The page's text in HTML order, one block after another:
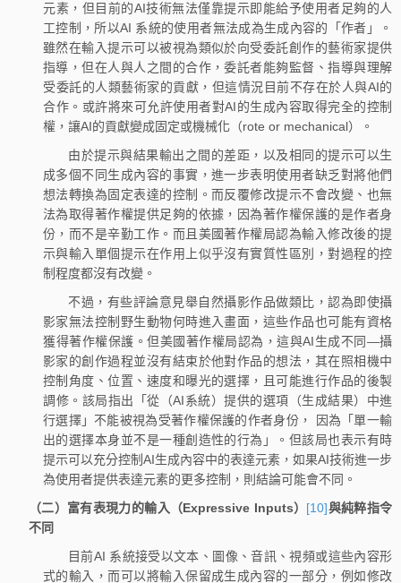
元素，但目前的AI技術無法僅靠提示即能給予使用者足夠的人
工控制，所以AI 系統的使用者無法成為生成內容的「作者」。
雖然在輸入提示可以被視為類似於向受委託創作的藝術家提供
指導，但在人與人之間的合作，委託者能夠監督、指導與理解
受委託的人類藝術家的貢獻，但這情況目前不存在於人與AI的
合作。或許將來可允許使用者對AI的生成內容取得完全的控制
權，讓AI的貢獻變成固定或機械化（rote or mechanical）。
由於提示與結果輸出之間的差距，以及相同的提示可以生
成多個不同生成內容的事實，進一步表明使用者缺乏對將他們
想法轉換為固定表達的控制。而反覆修改提示不會改變、也無
法為取得著作權提供足夠的依據，因為著作權保護的是作者身
份，而不是辛勤工作。而且美國著作權局認為輸入修改後的提
示與輸入單個提示在作用上似乎沒有實質性區別，對過程的控
制程度都沒有改變。
不過，有些評論意見舉自然攝影作品做類比，認為即使攝
影家無法控制野生動物何時進入畫面，這些作品也可能有資格
獲得著作權保護。但美國著作權局認為，這與AI生成不同—攝
影家的創作過程並沒有結束於他對作品的想法，其在照相機中
控制角度、位置、速度和曝光的選擇，且可能進行作品的後製
調修。該局指出「從（AI系統）提供的選項（生成結果）中進
行選擇」不能被視為受著作權保護的作者身份， 因為「單一輸
出的選擇本身並不是一種創造性的行為」。但該局也表示有時
提示可以充分控制AI生成內容中的表達元素，如果AI技術進一步
為使用者提供表達元素的更多控制，則結論可能會不同。
（二）富有表現力的輸入（Expressive Inputs） [10]與純粹指令
不同
目前AI 系統接受以文本、圖像、音訊、視頻或這些內容形
式的輸入，而可以將輸入保留成生成內容的一部分，例如修改